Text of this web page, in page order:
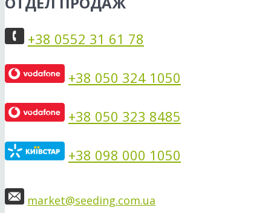
+38 0552 31 61 78
+38 050 324 1050
+38 050 323 8485
+38 098 000 1050
market@seeding.com.ua